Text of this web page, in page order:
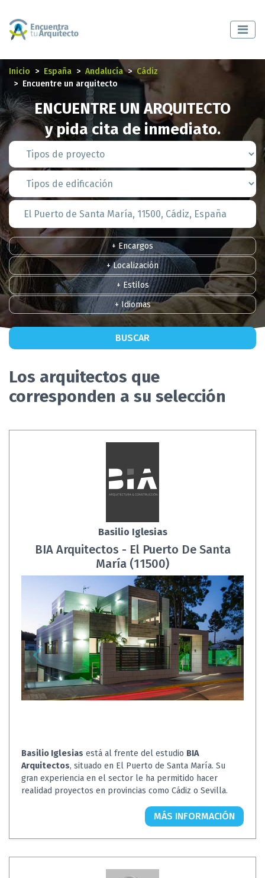
Inicio España Andalucía
Cádiz
Encuentre un arquitecto
ENCUENTRE UN ARQUITECTO
y pida cita de inmediato.
+ Encargos
+ Localización
+ Estilos
+ Idiomas
BUSCAR
Los arquitectos que
corresponden a su selección
Basilio Iglesias
BIA Arquitectos - El Puerto De Santa
María (11500)
Basilio Iglesias está al frente del estudio BIA
Arquitectos, situado en El Puerto de Santa María. Su
gran experiencia en el sector le ha permitido hacer
realidad proyectos en provincias como Cádiz o Sevilla.
MÁS INFORMACIÓN